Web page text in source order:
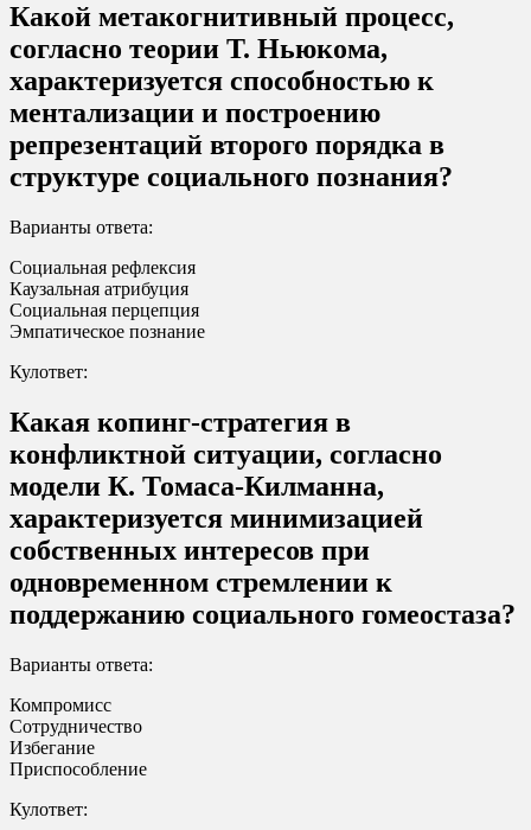
Какой метакогнитивный процесс,
согласно теории Т. Ньюкома,
характеризуется способностью к
ментализации и построению
репрезентаций второго порядка в
структуре социального познания?
Варианты ответа:
Социальная рефлексия
Каузальная атрибуция
Социальная перцепция
Эмпатическое познание
Кулответ:
Какая копинг-стратегия в
конфликтной ситуации, согласно
модели К. Томаса-Килманна,
характеризуется минимизацией
собственных интересов при
одновременном стремлении к
поддержанию социального гомеостаза?
Варианты ответа:
Компромисс
Сотрудничество
Избегание
Приспособление
Кулответ: